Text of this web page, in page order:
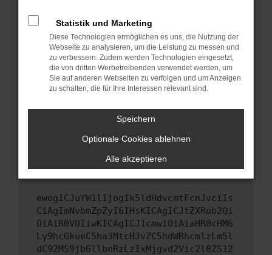
Betriebssystem auf dem neuesten Stand
sind.
Veraltete Software birgt nicht nur ein
Sicherheitsrisiko, sondern kann auch dazu
führen, dass bestimmte Funktionen nicht mehr
unterstützt werden.
Wenn du alle oben genannten Schritte versucht
versuchen, das Problem zu beheben. Du kannst
uns diesen Text schicken, um uns bei der
Fehlersuche zu unterstützen:
ewogICJuYW1lIjogIk5ldHdvcmtFcnJvciIs
CiAgImNvbmZpZyI6IHsKICAgICJtZXRob2Qi
OiAiR0VUIiwKICAgICJ1cmwiOiAiaHR0cHM6
Ly9hcGkueC5ha3MtcHJvZC5hdWRhcmlzLm5l
dC92MS9jbGllbnRzLzIxMjgvd2Vic2l0ZS12
Statistik und Marketing
Diese Technologien ermöglichen es uns, die Nutzung der
Webseite zu analysieren, um die Leistung zu messen und
zu verbessern. Zudem werden Technologien eingesetzt,
die von dritten Werbetreibenden verwendet werden, um
Sie auf anderen Webseiten zu verfolgen und um Anzeigen
zu schalten, die für Ihre Interessen relevant sind.
Speichern
Optionale Cookies ablehnen
Alle akzeptieren